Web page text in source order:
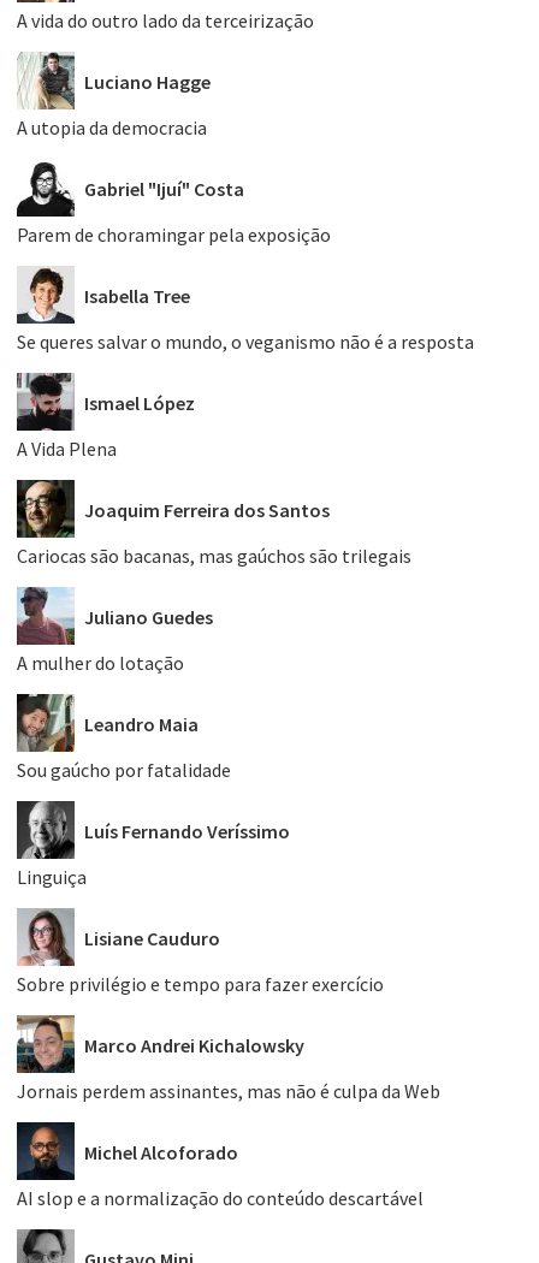
A vida do outro lado da terceirização
Luciano Hagge
A utopia da democracia
Gabriel "Ijuí" Costa
Parem de choramingar pela exposição
Isabella Tree
Se queres salvar o mundo, o veganismo não é a resposta
Ismael López
A Vida Plena
Joaquim Ferreira dos Santos
Cariocas são bacanas, mas gaúchos são trilegais
Juliano Guedes
A mulher do lotação
Leandro Maia
Sou gaúcho por fatalidade
Luís Fernando Veríssimo
Linguiça
Lisiane Cauduro
Sobre privilégio e tempo para fazer exercício
Marco Andrei Kichalowsky
Jornais perdem assinantes, mas não é culpa da Web
Michel Alcoforado
AI slop e a normalização do conteúdo descartável